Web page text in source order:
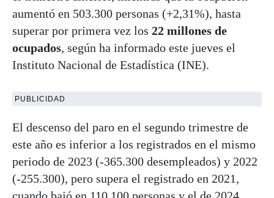
aumentó en 503.300 personas (+2,31%), hasta
superar por primera vez los 22 millones de
ocupados, según ha informado este jueves el
Instituto Nacional de Estadística (INE).
PUBLICIDAD
El descenso del paro en el segundo trimestre de
este año es inferior a los registrados en el mismo
periodo de 2023 (-365.300 desempleados) y 2022
(-255.300), pero supera el registrado en 2021,
cuando bajó en 110.100 personas y el de 2024,